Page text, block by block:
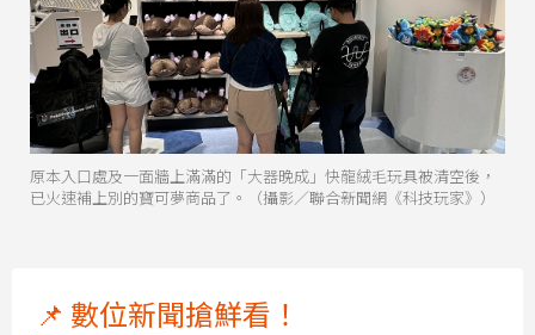
原本入口處及一面牆上滿滿的「大器晚成」快龍絨毛玩具被清空後，
已火速補上別的寶可夢商品了。（攝影／聯合新聞網《科技玩家》）
📌 數位新聞搶鮮看！